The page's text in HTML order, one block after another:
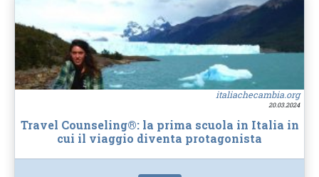
italiachecambia.org
20.03.2024
Travel Counseling®: la prima scuola in Italia in
cui il viaggio diventa protagonista